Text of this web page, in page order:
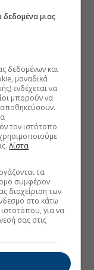
μιας
δεδομένων και
μοναδικά
ενδέχεται να
μπορούν να
τον ιστότοπο.
Λίστα
τα
συμφέρον
διαχείριση των
στο κάτω
για να
σας στις